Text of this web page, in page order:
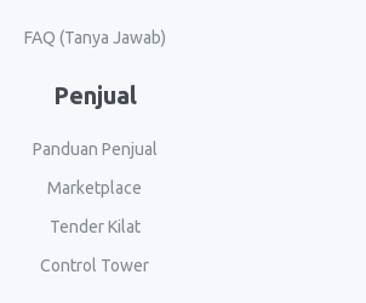
FAQ (Tanya Jawab)
Penjual
Panduan Penjual
Marketplace
Tender Kilat
Control Tower